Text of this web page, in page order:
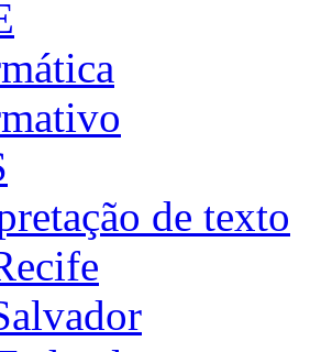
de texto